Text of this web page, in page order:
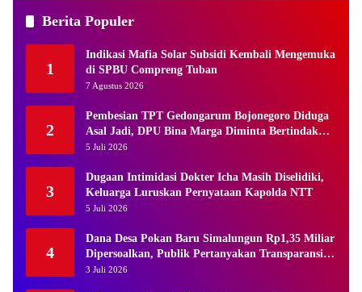
Berita Populer
1
Indikasi Mafia Solar Subsidi Kembali Mengemuka
di SPBU Compreng Tuban
7 Agustus 2026
2
Pembesian TPT Gedongarum Bojonegoro Diduga
Asal Jadi, DPU Bina Marga Diminta Bertindak
Tegas
5 Juli 2026
3
Dugaan Intimidasi Dokter Icha Masih Diselidiki,
Keluarga Luruskan Pernyataan Kapolda NTT
5 Juli 2026
4
Dana Desa Pokan Baru Simalungun Rp1,35 Miliar
Dipersoalkan, Publik Pertanyakan Transparansi
Kades
3 Juli 2026